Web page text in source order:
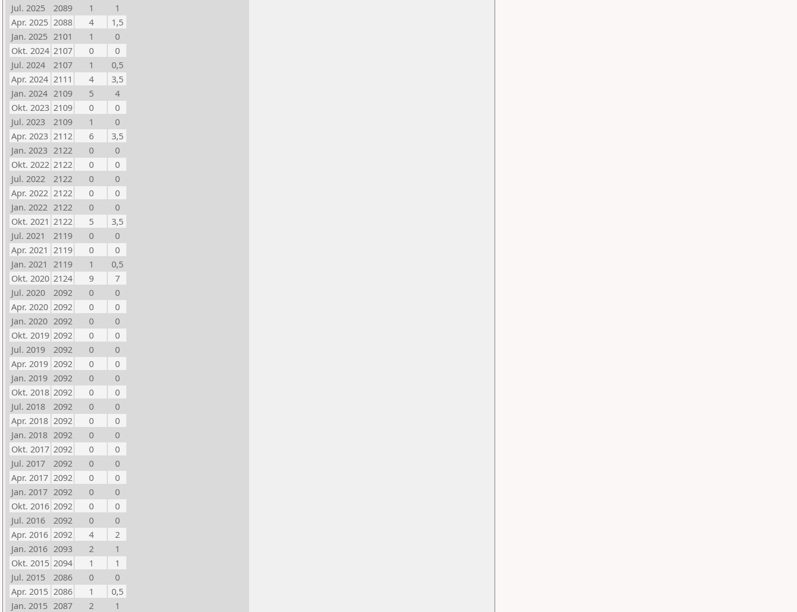
Jul. 2025
2089 1
1
Apr. 2025 2088 4
1,5
Jan. 2025 2101 1
0
Okt. 2024 2107 0
0
Jul. 2024
2107 1
0,5
Apr. 2024 2111 4
3,5
Jan. 2024 2109 5
4
Okt. 2023 2109 0
0
Jul. 2023
2109 1
0
Apr. 2023 2112 6
3,5
Jan. 2023 2122 0
0
Okt. 2022 2122 0
0
Jul. 2022
2122 0
0
Apr. 2022 2122 0
0
Jan. 2022 2122 0
0
Okt. 2021 2122 5
3,5
Jul. 2021
2119 0
0
Apr. 2021 2119 0
0
Jan. 2021 2119 1
0,5
Okt. 2020 2124 9
7
Jul. 2020
2092 0
0
Apr. 2020 2092 0
0
Jan. 2020 2092 0
0
Okt. 2019 2092 0
0
Jul. 2019
2092 0
0
Apr. 2019 2092 0
0
Jan. 2019 2092 0
0
Okt. 2018 2092 0
0
Jul. 2018
2092 0
0
Apr. 2018 2092 0
0
Jan. 2018 2092 0
0
Okt. 2017 2092 0
0
Jul. 2017
2092 0
0
Apr. 2017 2092 0
0
Jan. 2017 2092 0
0
Okt. 2016 2092 0
0
Jul. 2016
2092 0
0
Apr. 2016 2092 4
2
Jan. 2016 2093 2
1
Okt. 2015 2094 1
1
Jul. 2015
2086 0
0
Apr. 2015 2086 1
0,5
Jan. 2015 2087 2
1